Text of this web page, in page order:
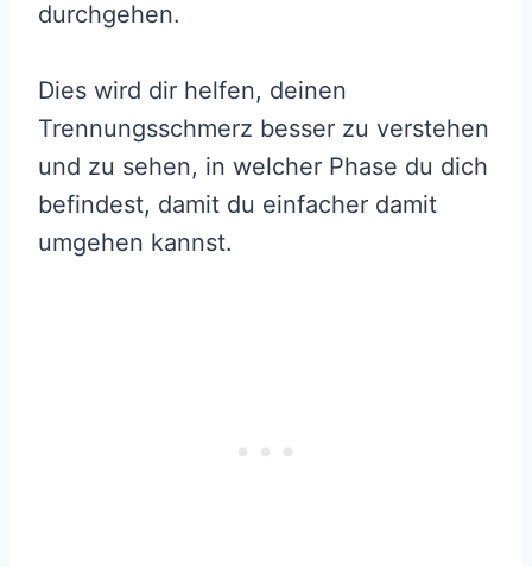
durchgehen.
Dies wird dir helfen, deinen
Trennungsschmerz besser zu verstehen
und zu sehen, in welcher Phase du dich
befindest, damit du einfacher damit
umgehen kannst.